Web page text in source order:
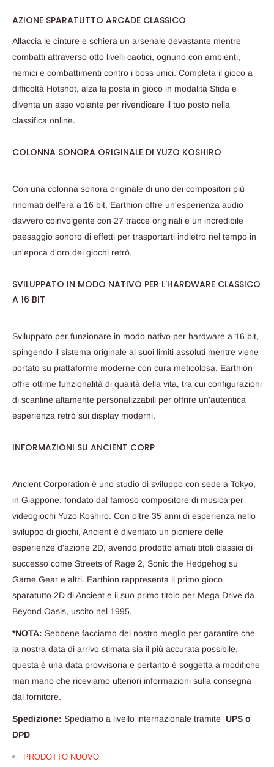
AZIONE SPARATUTTO ARCADE CLASSICO
Allaccia le cinture e schiera un arsenale devastante mentre
combatti attraverso otto livelli caotici, ognuno con ambienti,
nemici e combattimenti contro i boss unici. Completa il gioco a
difficoltà Hotshot, alza la posta in gioco in modalità Sfida e
diventa un asso volante per rivendicare il tuo posto nella
classifica online.
COLONNA SONORA ORIGINALE DI YUZO KOSHIRO
Con una colonna sonora originale di uno dei compositori più
rinomati dell'era a 16 bit, Earthion offre un'esperienza audio
davvero coinvolgente con 27 tracce originali e un incredibile
paesaggio sonoro di effetti per trasportarti indietro nel tempo in
un'epoca d'oro dei giochi retrò.
SVILUPPATO IN MODO NATIVO PER L'HARDWARE CLASSICO
A 16 BIT
Sviluppato per funzionare in modo nativo per hardware a 16 bit,
spingendo il sistema originale ai suoi limiti assoluti mentre viene
portato su piattaforme moderne con cura meticolosa, Earthion
offre ottime funzionalità di qualità della vita, tra cui configurazioni
di scanline altamente personalizzabili per offrire un'autentica
esperienza retrò sui display moderni.
INFORMAZIONI SU ANCIENT CORP
Ancient Corporation è uno studio di sviluppo con sede a Tokyo,
in Giappone, fondato dal famoso compositore di musica per
videogiochi Yuzo Koshiro. Con oltre 35 anni di esperienza nello
sviluppo di giochi, Ancient è diventato un pioniere delle
esperienze d'azione 2D, avendo prodotto amati titoli classici di
successo come Streets of Rage 2, Sonic the Hedgehog su
Game Gear e altri. Earthion rappresenta il primo gioco
sparatutto 2D di Ancient e il suo primo titolo per Mega Drive da
Beyond Oasis, uscito nel 1995.
*NOTA: Sebbene facciamo del nostro meglio per garantire che
la nostra data di arrivo stimata sia il più accurata possibile,
questa è una data provvisoria e pertanto è soggetta a modifiche
man mano che riceviamo ulteriori informazioni sulla consegna
dal fornitore.
Spedizione: Spediamo a livello internazionale tramite UPS o
DPD
PRODOTTO NUOVO